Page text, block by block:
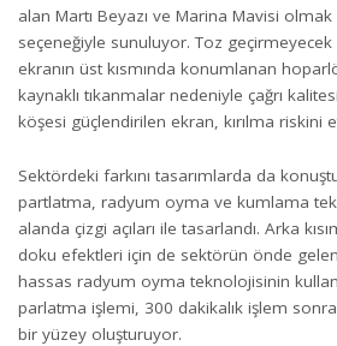
alan Martı Beyazı ve Marina Mavisi
seçeneğiyle sunuluyor. Toz
ekranın üst kısmında konumlanan
kaynaklı tıkanmalar nedeniyle çağrı
köşesi güçlendirilen ekran, kırılma riskini
Sektördeki farkını tasarımlarda da
partlatma, radyum oyma ve kumlama
alanda çizgi açıları ile tasarlandı. Arka
doku efektleri için de sektörün önde
hassas radyum oyma teknolojisinin
parlatma işlemi, 300 dakikalık işlem
bir yüzey oluşturuyor.